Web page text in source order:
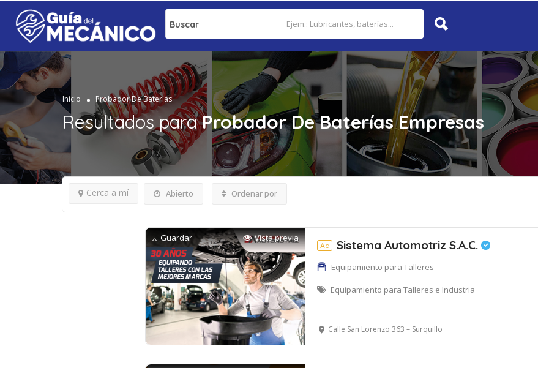
Buscar
Inicio Probador De Baterías
Resultados paraProbador De Baterías Empresas
Abierto
Cerca a mí Ordenar por
Guardar Vista previa
Ad Sistema Automotriz S.A.C.
Equipamiento para Talleres
Equipamiento para Talleres e Industria
Calle San Lorenzo 363 – Surquillo